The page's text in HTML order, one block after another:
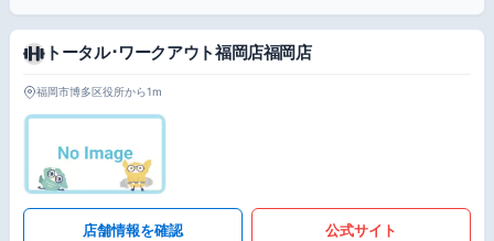
トータル･ワークアウト福岡店福岡店
福岡市博多区役所から1m
店舗情報を確認 公式サイト